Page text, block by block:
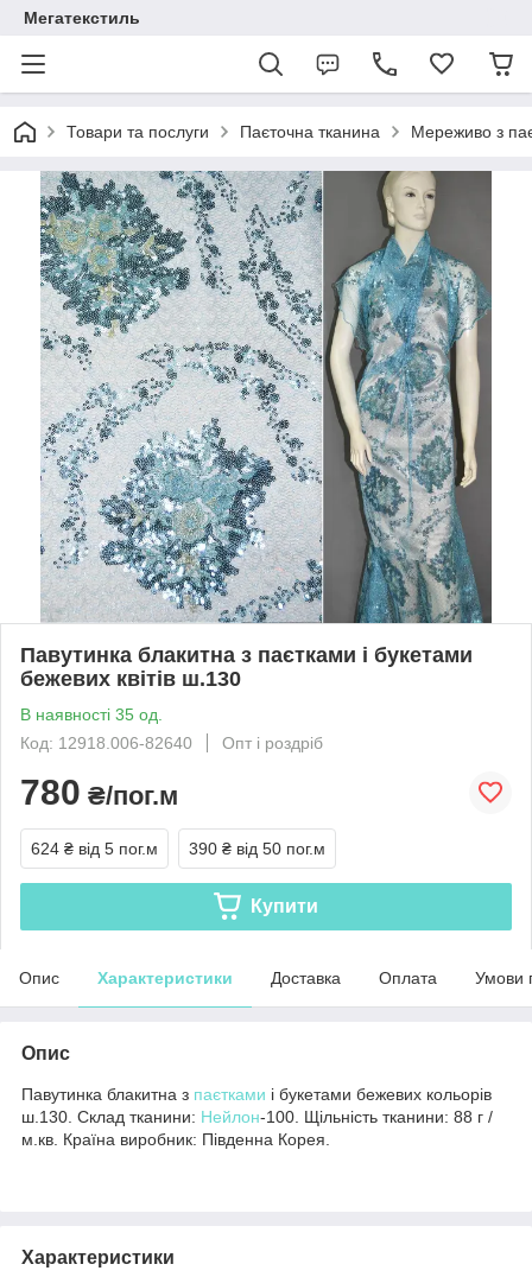
Мегатекстиль
Товари та послуги Паєточна тканина Мереживо з
Павутинка блакитна з паєтками і букетами
бежевих квітів ш.130
В наявності 35 од.
Код: 12918.006-82640
Опт і роздріб
780 ₴/пог.м
624 ₴ від 5 пог.м 390 ₴ від 50 пог.м
Купити
Опис Характеристики Доставка Оплата Умови
Опис
Павутинка блакитна з паєтками і букетами бежевих кольорів
ш.130. Склад тканини: Нейлон-100. Щільність тканини: 88 г /
м.кв. Країна виробник: Південна Корея.
Характеристики